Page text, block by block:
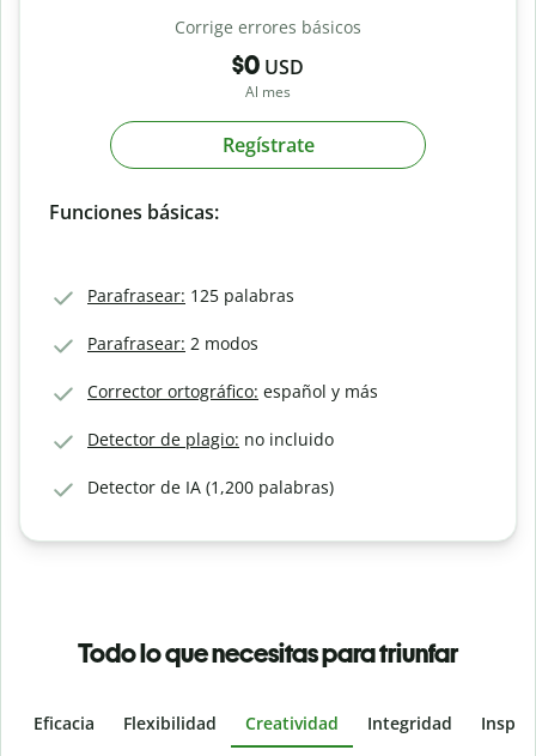
Corrige errores básicos
$0 USD
Al mes
Regístrate
Funciones básicas:
Parafrasear: 125 palabras
Parafrasear: 2 modos
Corrector ortográfico: español y más
Detector de plagio: no incluido
Detector de IA (1,200 palabras)
Todo lo que necesitas para triunfar
Eficacia Flexibilidad Creatividad Integridad